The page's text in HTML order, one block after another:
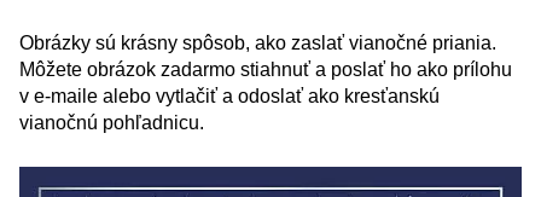
Obrázky sú krásny spôsob, ako zaslať vianočné priania.
Môžete obrázok zadarmo stiahnuť a poslať ho ako prílohu
v e-maile alebo vytlačiť a odoslať ako kresťanskú
vianočnú pohľadnicu.